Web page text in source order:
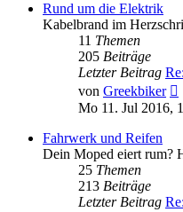
Rund um die Elektrik
Kabelbrand im
11 Themen
205 Beiträge
Letzter Beitrag
von Greekbiker
Mo 11. Jul 2016,
Fahrwerk und Reifen
Dein Moped eiert rum?
25 Themen
213 Beiträge
Letzter Beitrag